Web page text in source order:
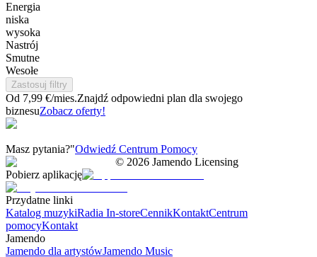
Energia
niska
wysoka
Nastrój
Smutne
Wesołe
Zastosuj filtry
Od 7,99 €/mies.Znajdź odpowiedni plan dla swojego
biznesuZobacz oferty!
Masz pytania?"Odwiedź Centrum Pomocy
© 2026 Jamendo Licensing
Pobierz aplikację
Przydatne linki
Katalog muzykiRadia In-storeCennikKontaktCentrum
pomocyKontakt
Jamendo
Jamendo dla artystówJamendo Music